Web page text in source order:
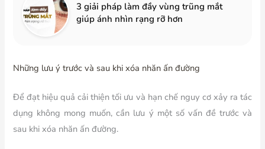
3 giải pháp làm đầy vùng trũng mắt
giúp ánh nhìn rạng rỡ hơn
Những lưu ý trước và sau khi xóa nhăn ấn đường
Để đạt hiệu quả cải thiện tối ưu và hạn chế nguy cơ xảy ra tác
dụng không mong muốn, cần lưu ý một số vấn đề trước và
sau khi xóa nhăn ấn đường.